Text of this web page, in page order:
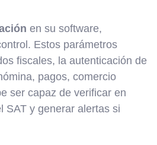
en su software,
Estos parámetros
fiscales, la autenticación de
pagos, comercio
ser capaz de verificar en
SAT y generar alertas si